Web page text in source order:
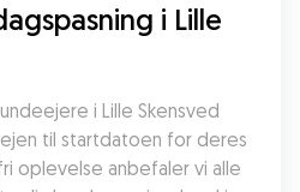
i Lille
i Lille Skensved
til startdatoen for deres
oplevelse anbefaler vi alle